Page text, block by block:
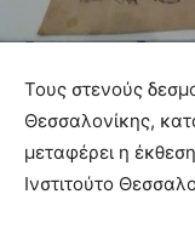
Τους στενούς
Θεσσαλονίκης,
μεταφέρει η
Ινστιτούτο